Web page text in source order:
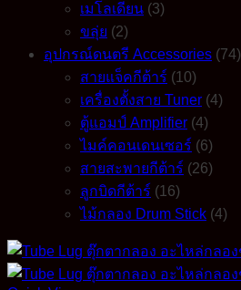
เมโลเดียน (3)
ขลุ่ย (2)
อุปกรณ์ดนตรี Accessories (74)
สายแจ็คกีต้าร์ (10)
เครื่องตั้งสาย Tuner (4)
ตู้แอมป์ Amplifier (4)
ไมค์คอนเดนเซอร์ (6)
สายสะพายกีต้าร์ (26)
ลูกบิดกีต้าร์ (16)
ไม้กลอง Drum Stick (4)